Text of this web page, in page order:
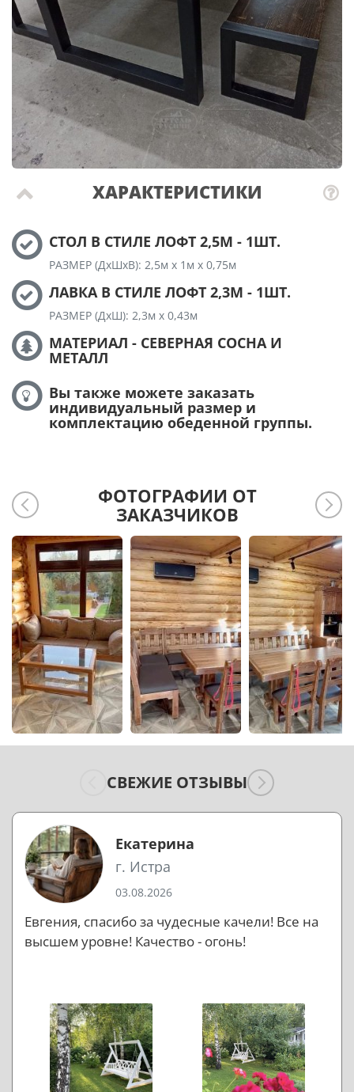
ХАРАКТЕРИСТИКИ
СТОЛ В СТИЛЕ ЛОФТ 2,5М - 1ШТ.
РАЗМЕР (ДхШхВ): 2,5м х 1м х 0,75м
ЛАВКА В СТИЛЕ ЛОФТ 2,3М - 1ШТ.
РАЗМЕР (ДхШ): 2,3м х 0,43м
МАТЕРИАЛ - СЕВЕРНАЯ СОСНА И
МЕТАЛЛ
Вы также можете заказать
индивидуальный размер и
комплектацию обеденной группы.
ФОТОГРАФИИ ОТ
ЗАКАЗЧИКОВ
СВЕЖИЕ ОТЗЫВЫ
Екатерина
г. Истра
03.08.2026
Евгения, спасибо за чудесные качели! Все на
высшем уровне! Качество - огонь!